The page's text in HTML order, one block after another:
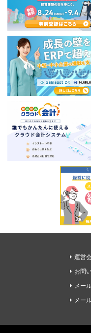
運営
お問
メー
メー